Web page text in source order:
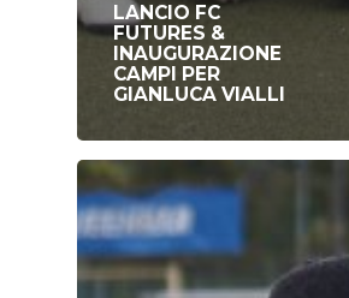
LANCIO FC
FUTURES &
INAUGURAZIONE
CAMPI PER
GIANLUCA VIALLI